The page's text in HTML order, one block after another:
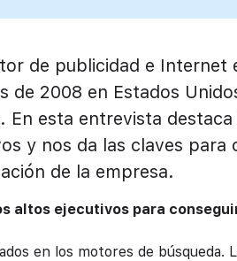
de publicidad e Internet
de 2008 en Estados
esta entrevista
y nos da las claves para
de la empresa.
altos ejecutivos para
en los motores de búsqueda.